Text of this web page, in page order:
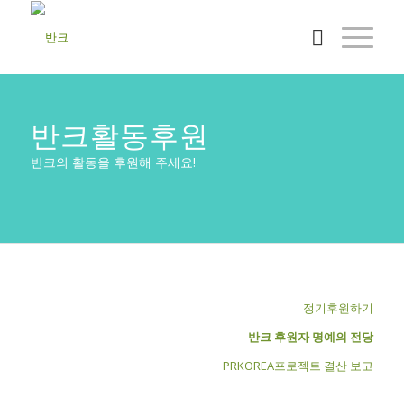
반크활동후원
반크의 활동을 후원해 주세요!
정기후원하기
반크 후원자 명예의 전당
PRKOREA프로젝트 결산 보고